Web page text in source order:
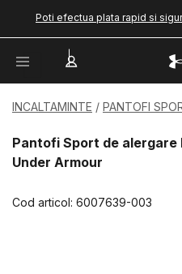
Poti efectua plata rapid si
INCALTAMINTE PANTOFI
Pantofi Sport de alergare
Under Armour
Cod articol: 6007639-003